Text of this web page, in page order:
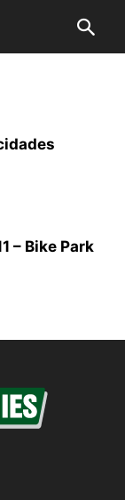
– Bike Park